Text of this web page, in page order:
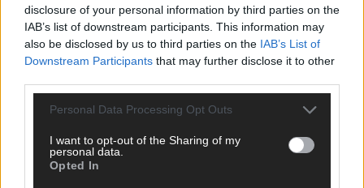
disclosure of your personal information by third parties on the
IAB’s list of downstream participants. This information may
also be disclosed by us to third parties on the IAB’s List of
Downstream Participants that may further disclose it to other
Personal Data Processing Opt Outs
I want to opt-out of the Sharing of my
personal data.
Opted In
TOP STORIES